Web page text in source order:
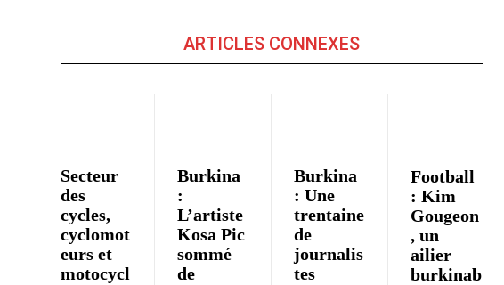
ARTICLES CONNEXES
Secteur
des
cycles,
cyclomot
eurs et
motocycl
Burkina
:
L’artiste
Kosa Pic
sommé
de
Burkina
: Une
trentaine
de
journalis
tes
Football
: Kim
Gougeon
, un
ailier
burkinab